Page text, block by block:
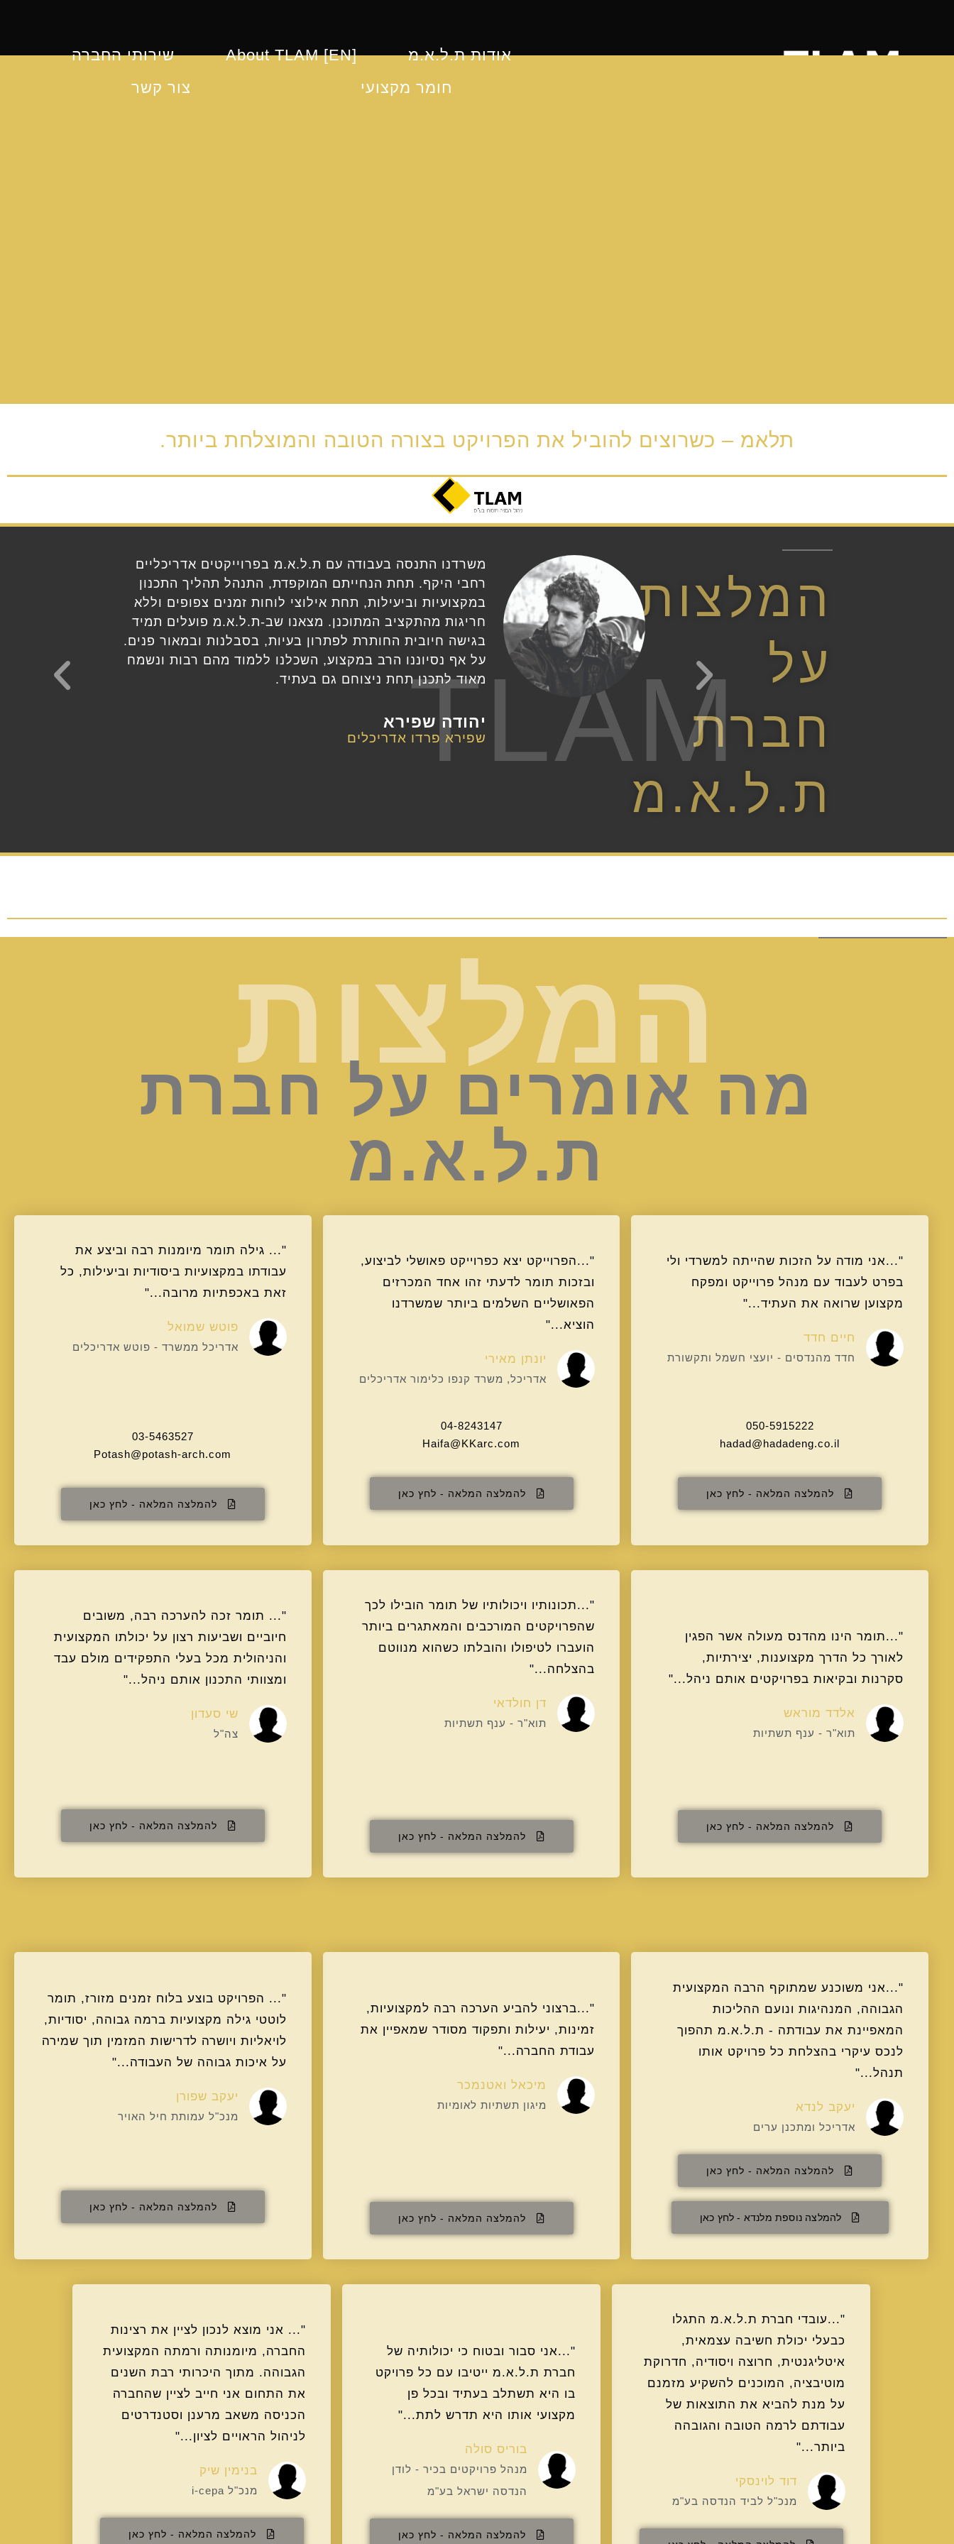
אודות ת.ל.א.מ About TLAM [EN]
שירותי החברה
חומר מקצועי
צור קשר
תלאמ – כשרוצים להוביל את הפרויקט בצורה הטובה והמוצלחת ביותר.
המלצות
על
חברת
ת.ל.א.מ
TLAM
משרדנו התנסה בעבודה עם ת.ל.א.מ בפרוייקטים אדריכליים
רחבי היקף. תחת הנחייתם המוקפדת, התנהל תהליך התכנון
במקצועיות וביעילות, תחת אילוצי לוחות זמנים צפופים וללא
חריגות מהתקציב המתוכנן. מצאנו שב-ת.ל.א.מ פועלים תמיד
בגישה חיובית החותרת לפתרון בעיות, בסבלנות ובמאור פנים.
על אף נסיוננו הרב במקצוע, השכלנו ללמוד מהם רבות ונשמח
מאוד לתכנן תחת ניצוחם גם בעתיד.
יהודה שפירא
שפירא פרדו אדריכלים
המלצות
מה אומרים על חברת
ת.ל.א.מ
"...אני מודה על הזכות שהייתה למשרדי ולי
בפרט לעבוד עם מנהל פרוייקט ומפקח
מקצוען שרואה את העתיד..."
חיים חדד
חדד מהנדסים - יועצי חשמל ותקשורת
050-5915222
hadad@hadadeng.co.il
להמלצה המלאה - לחץ כאן
"...הפרוייקט יצא כפרוייקט פאושלי לביצוע,
ובזכות תומר לדעתי זהו אחד המכרזים
הפאושליים השלמים ביותר שמשרדנו
הוציא..."
יונתן מאירי
אדריכל, משרד קנפו כלימור אדריכלים
04-8243147
Haifa@KKarc.com
להמלצה המלאה - לחץ כאן
"... גילה תומר מיומנות רבה וביצע את
עבודתו במקצועיות ביסודיות וביעילות, כל
זאת באכפתיות מרובה..."
פוטש שמואל
אדריכל ממשרד - פוטש אדריכלים
03-5463527
Potash@potash-arch.com
להמלצה המלאה - לחץ כאן
"...תומר הינו מהדנס מעולה אשר הפגין
לאורך כל הדרך מקצוענות, יצירתיות,
סקרנות ובקיאות בפרויקטים אותם ניהל..."
אלדד מוראש
תוא"ר - ענף תשתיות
להמלצה המלאה - לחץ כאן
"...תכונותיו ויכולותיו של תומר הובילו לכך
שהפרויקטים המורכבים והמאתגרים ביותר
הועברו לטיפולו והובלתו כשהוא מנווטם
בהצלחה..."
דן חולדאי
תוא"ר - ענף תשתיות
להמלצה המלאה - לחץ כאן
"... תומר זכה להערכה רבה, משובים
חיוביים ושביעות רצון על יכולתו המקצועית
והניהולית מכל בעלי התפקידים מולם עבד
ומצוותי התכנון אותם ניהל..."
שי סעדון
צה"ל
להמלצה המלאה - לחץ כאן
"...אני משוכנע שמתוקף הרבה המקצועית
הגבוהה, המנהיגות ונועם ההליכות
המאפיינת את עבודתה - ת.ל.א.מ תהפוך
לנכס עיקרי בהצלחת כל פרויקט אותו
תנהל..."
יעקב לנדא
אדריכל ומתכנן ערים
להמלצה המלאה - לחץ כאן
להמלצה נוספת מלנדא - לחץ כאן
"...ברצוני להביע הערכה רבה למקצועיות,
זמינות, יעילות ותפקוד מסודר שמאפיין את
עבודת החברה..."
מיכאל ואטנמכר
מיגון תשתיות לאומיות
להמלצה המלאה - לחץ כאן
"... הפרויקט בוצע בלוח זמנים מזורז, תומר
לוטטי גילה מקצועיות ברמה גבוהה, יסודיות,
לויאליות ויושרה לדרישות המזמין תוך שמירה
על איכות גבוהה של העבודה..."
יעקב שפורן
מנכ"ל עמותת חיל האויר
להמלצה המלאה - לחץ כאן
"...עובדי חברת ת.ל.א.מ התגלו
כבעלי יכולת חשיבה עצמאית,
איטליגנטית, חרוצה ויסודיה, חדרוקת
מוטיבציה, המוכנים להשקיע מזמנם
על מנת להביא את התוצאות של
עבודתם לרמה הטובה והגובהה
ביותר..."
דוד לוינסקי
מנכ"ל לביד הנדסה בע"מ
"...אני סבור ובטוח כי יכולותיה של
חברת ת.ל.א.מ ייטיבו עם כל פרויקט
בו היא תשתלב בעתיד ובכל פן
מקצועי אותו היא תדרש לתת..."
בוריס סולה
מנהל פרויקטים בכיר - לודן
הנדסה ישראל בע"מ
להמלצה המלאה - לחץ כאן
"... אני מוצא לנכון לציין את רצינות
החברה, מיומנותה ורמתה המקצועית
הגבוהה. מתוך היכרותי רבת השנים
את התחום אני חייב לציין שהחברה
הכניסה משאב מרענן וסטנדרטים
לניהול הראויים לציון..."
בנימין שיק
מנכ"ל i-cepa
להמלצה המלאה - לחץ כאן